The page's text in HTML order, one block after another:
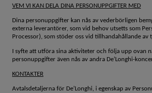
VEM VI KAN DELA DINA PERSONUPPGIFTER MED
Dina personuppgifter kan nås av vederbörligen
externa leverantörer, som vid behov utsetts som
Processor), som stöder oss vid tillhandahållande av
I syfte att utföra sina aktiviteter och följa upp ovan
personuppgifter även nås av andra De’Longhi-
KONTAKTER
Avtalsdetaljerna för De’Longhi, i egenskap av